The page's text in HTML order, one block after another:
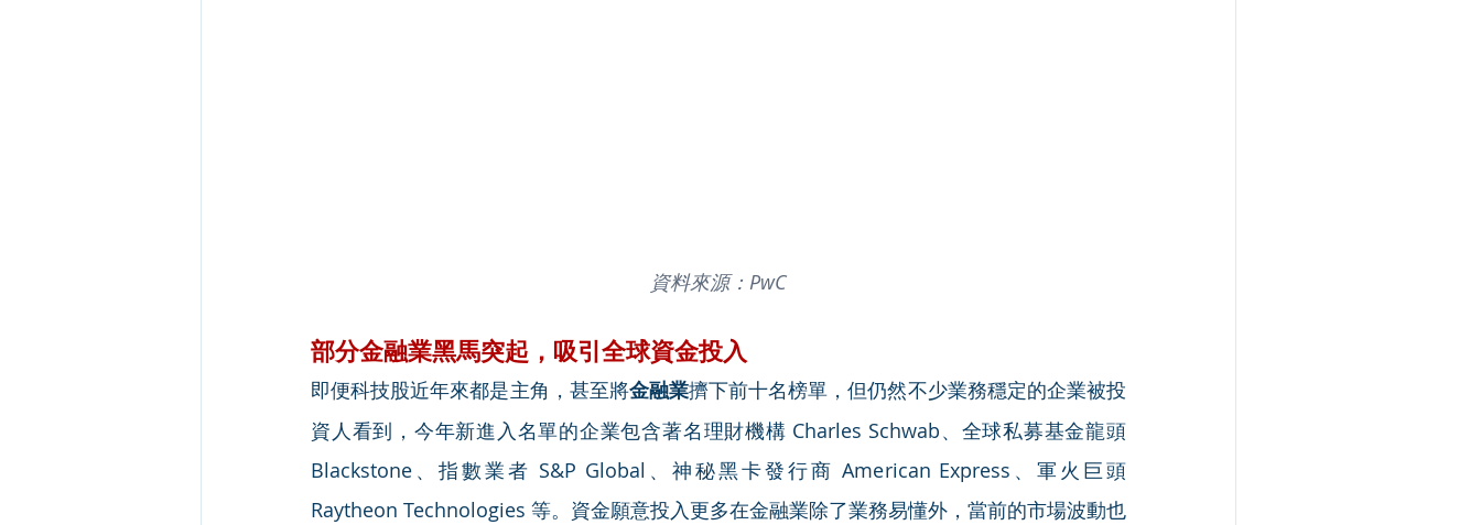
資料來源：PwC
部分金融業黑馬突起，吸引全球資金投入
即便科技股近年來都是主角，甚至將金融業擠下前十名榜單，但仍然不少業務穩定的企業被投
資人看到，今年新進入名單的企業包含著名理財機構 Charles Schwab、全球私募基金龍頭
Blackstone、指數業者 S&P Global、神秘黑卡發行商 American Express、軍火巨頭
Raytheon Technologies 等。資金願意投入更多在金融業除了業務易懂外，當前的市場波動也